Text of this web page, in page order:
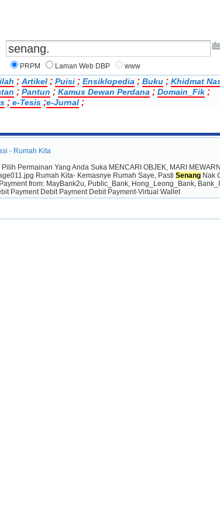
PRPM
Laman Web DBP www
; Artikel ; Puisi ; Ensiklopedia ; Buku ; Khidmat
; Pantun ; Kamus Dewan Perdana ; Domain_Fik ;
; e-Tesis ;e-Jurnal ;
- Rumah Kita
Permainan Yang Anda Suka MENCARI OBJEK, MARI
Rumah Kita- Kemasnye Rumah Saye, Pasti Senang Nak
from: MayBank2u, Public_Bank, Hong_Leong_Bank,
Payment Debit Payment Debit Payment-Virtual Wallet